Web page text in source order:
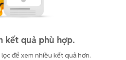
kết quả phù hợp.
để xem nhiều kết quả hơn.